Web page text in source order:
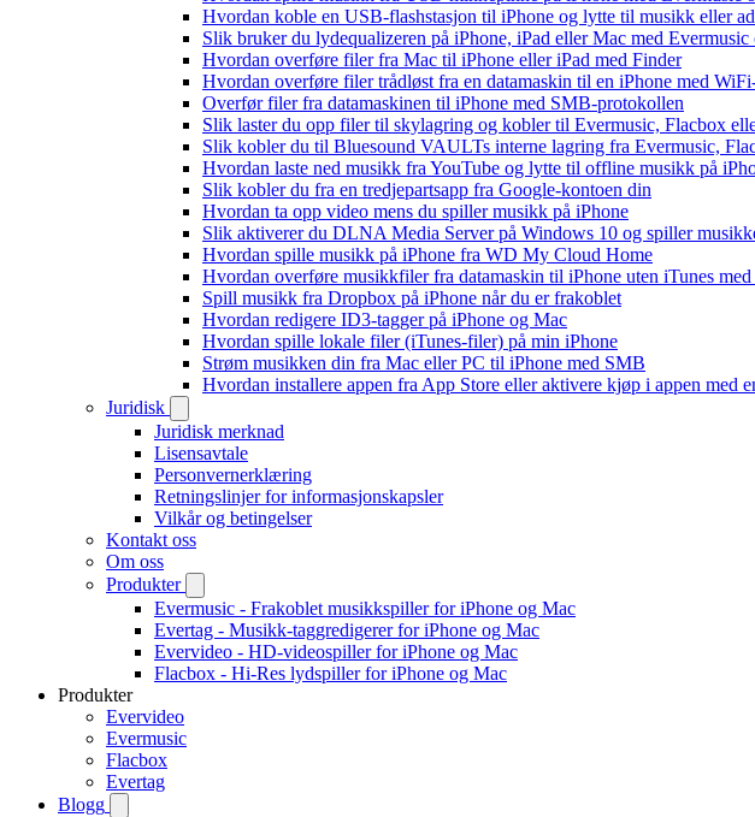
Hvordan koble en USB-flashstasjon til iPhone og lytte til musikk eller
Slik bruker du lydequalizeren på iPhone, iPad eller Mac med
Hvordan overføre filer fra Mac til iPhone eller iPad med Finder
Hvordan overføre filer trådløst fra en datamaskin til en iPhone med
Overfør filer fra datamaskinen til iPhone med SMB-protokollen
Slik laster du opp filer til skylagring og kobler til Evermusic, Flacbox
Slik kobler du til Bluesound VAULTs interne lagring fra Evermusic,
Hvordan laste ned musikk fra YouTube og lytte til offline musikk på
Slik kobler du fra en tredjepartsapp fra Google-kontoen din
Hvordan ta opp video mens du spiller musikk på iPhone
Slik aktiverer du DLNA Media Server på Windows 10 og spiller
Hvordan spille musikk på iPhone fra WD My Cloud Home
Hvordan overføre musikkfiler fra datamaskin til iPhone uten iTunes
Spill musikk fra Dropbox på iPhone når du er frakoblet
Hvordan redigere ID3-tagger på iPhone og Mac
Hvordan spille lokale filer (iTunes-filer) på min iPhone
Strøm musikken din fra Mac eller PC til iPhone med SMB
Hvordan installere appen fra App Store eller aktivere kjøp i appen med
Juridisk
Juridisk merknad
Lisensavtale
Personvernerklæring
Retningslinjer for informasjonskapsler
Vilkår og betingelser
Kontakt oss
Om oss
Produkter
Evermusic - Frakoblet musikkspiller for iPhone og Mac
Evertag - Musikk-taggredigerer for iPhone og Mac
Evervideo - HD-videospiller for iPhone og Mac
Flacbox - Hi-Res lydspiller for iPhone og Mac
Produkter
Evervideo
Evermusic
Flacbox
Evertag
Blogg